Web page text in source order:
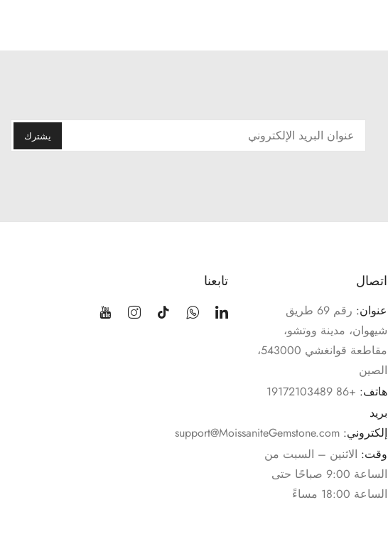
اتصال
عنوان:
رقم 69 طريق
شيهوان، مدينة ووتشو،
مقاطعة قوانغشي 543000،
الصين
هاتف: +86 19172103489
بريد
إلكتروني: support@MoissaniteGemstone.com
وقت: الاثنين – السبت من
الساعة 9:00 صباحًا حتى
الساعة 18:00 مساءً
تابعنا